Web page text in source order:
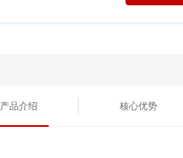
产品介绍 核心优势